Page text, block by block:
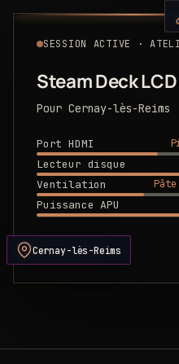
SESSION ACTIVE ·
Steam Deck LCD
Pour Cernay-lès-Reims
Port HDMI
Lecteur disque
Ventilation
Puissance APU
DEVIS PRÊT
Cernay-lès-Reims